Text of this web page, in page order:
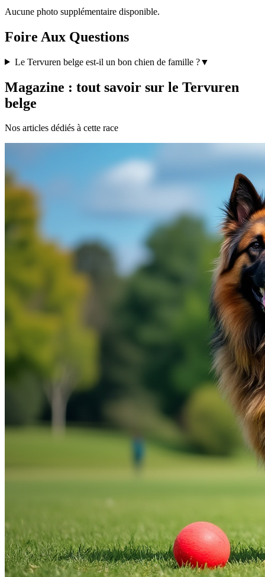
Aucune photo supplémentaire disponible.
Foire Aux Questions
Le Tervuren belge est-il un bon chien de famille ?▼
Magazine : tout savoir sur le Tervuren
belge
Nos articles dédiés à cette race